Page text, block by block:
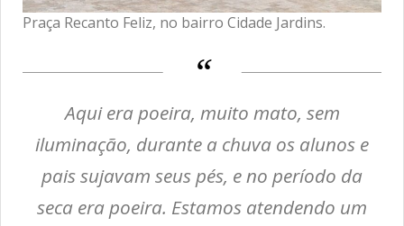
Praça Recanto Feliz, no bairro Cidade Jardins.
Aqui era poeira, muito mato, sem
iluminação, durante a chuva os alunos e
pais sujavam seus pés, e no período da
seca era poeira. Estamos atendendo um